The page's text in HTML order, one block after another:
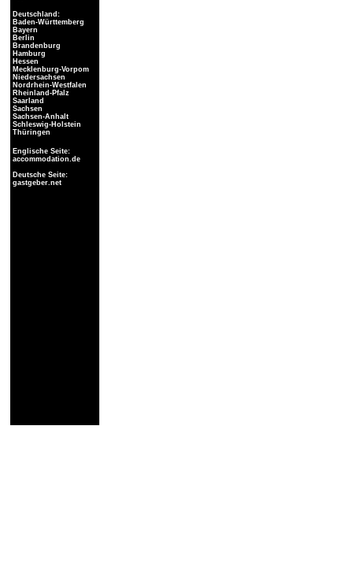
Deutschland:
Baden-Württemberg
Bayern
Berlin
Brandenburg
Hamburg
Hessen
Mecklenburg-Vorpom
Niedersachsen
Nordrhein-Westfalen
Rheinland-Pfalz
Saarland
Sachsen
Sachsen-Anhalt
Schleswig-Holstein
Thüringen
Englische Seite:
accommodation.de
Deutsche Seite:
gastgeber.net